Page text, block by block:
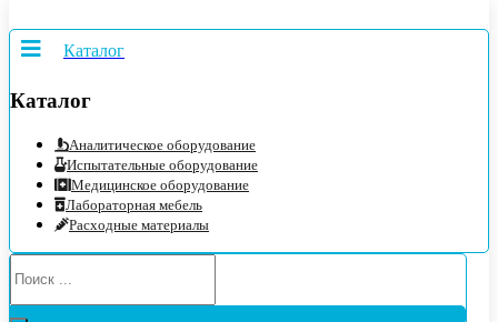
Каталог
Каталог
Аналитическое оборудование
Испытательные оборудование
Медицинское оборудование
Лабораторная мебель
Расходные материалы